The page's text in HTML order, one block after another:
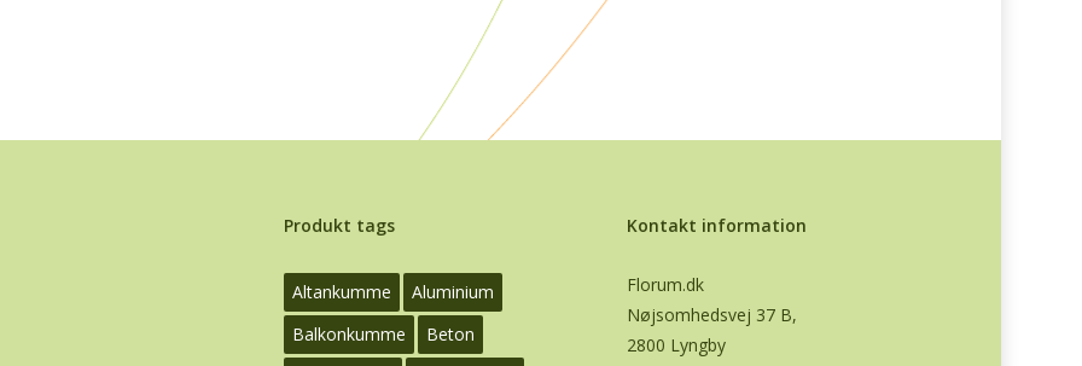
Produkt tags
Altankumme
Aluminium
Balkonkumme
Beton
Kontakt information
Florum.dk
Nøjsomhedsvej 37 B,
2800 Lyngby